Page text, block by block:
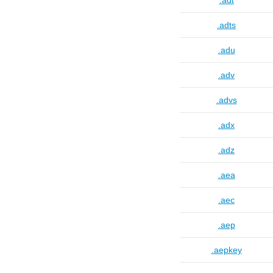
.adts
.adu
.adv
.advs
.adx
.adz
.aea
.aec
.aep
.aepkey